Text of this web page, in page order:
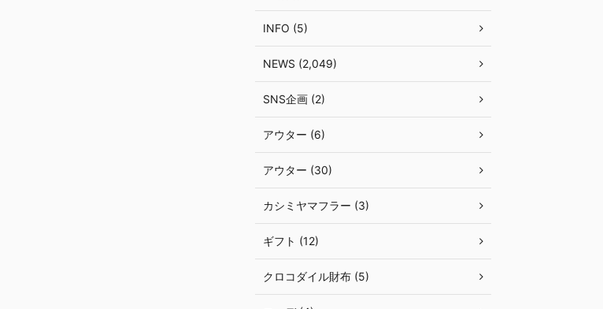
INFO (5)
NEWS (2,049)
SNS企画 (2)
アウター (6)
アウター (30)
カシミヤマフラー (3)
ギフト (12)
クロコダイル財布 (5)